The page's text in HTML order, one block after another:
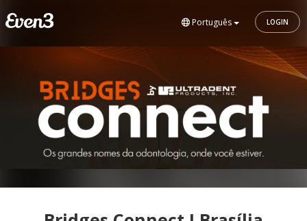
Português LOGIN